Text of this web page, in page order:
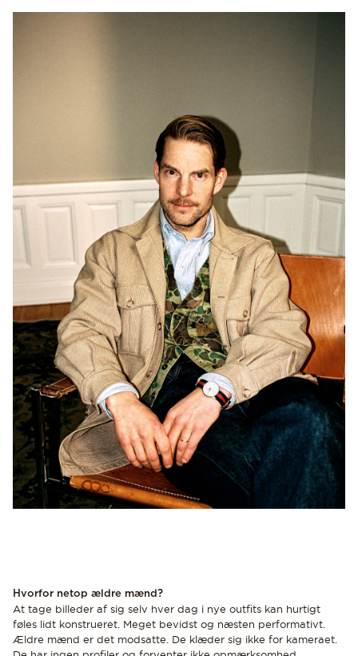
Hvorfor netop ældre mænd?
At tage billeder af sig selv hver dag i nye outfits kan hurtigt
føles lidt konstrueret. Meget bevidst og næsten performativt.
Ældre mænd er det modsatte. De klæder sig ikke for kameraet.